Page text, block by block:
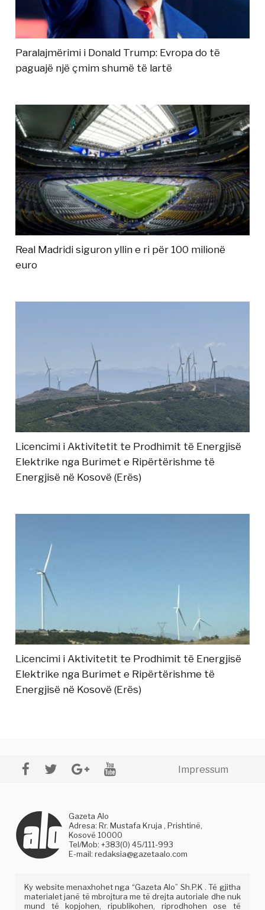
Paralajmërimi i Donald Trump: Evropa do të
paguajë një çmim shumë të lartë
Real Madridi siguron yllin e ri për 100 milionë
euro
Licencimi i Aktivitetit te Prodhimit të Energjisë
Elektrike nga Burimet e Ripërtërishme të
Energjisë në Kosovë (Erës)
Licencimi i Aktivitetit te Prodhimit të Energjisë
Elektrike nga Burimet e Ripërtërishme të
Energjisë në Kosovë (Erës)
Impressum
Gazeta Alo
Adresa: Rr. Mustafa Kruja , Prishtinë,
Kosovë 10000
Tel/Mob: +383(0) 45/111-993
E-mail:redaksia@gazetaalo.com
Ky website menaxhohet nga “Gazeta Alo” Sh.P.K . Të gjitha
materialet janë të mbrojtura me të drejta autoriale dhe nuk
mund të kopjohen, ripublikohen, riprodhohen ose të